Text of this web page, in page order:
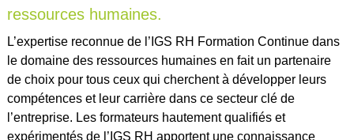
ressources humaines.
L’expertise reconnue de l’IGS RH Formation Continue dans
le domaine des ressources humaines en fait un partenaire
de choix pour tous ceux qui cherchent à développer leurs
compétences et leur carrière dans ce secteur clé de
l’entreprise. Les formateurs hautement qualifiés et
expérimentés de l’IGS RH apportent une connaissance